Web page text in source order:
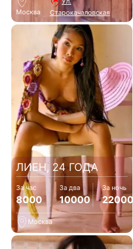
Москва
Старокачаловская
ЛИЕН, 24 ГОДА
За час
8000
За два
10000
За ночь
22000
Москва